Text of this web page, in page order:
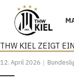
THW KIEL ZEIGT
12. April 2026